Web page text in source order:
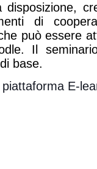
di
può essere
Il
base.
E-